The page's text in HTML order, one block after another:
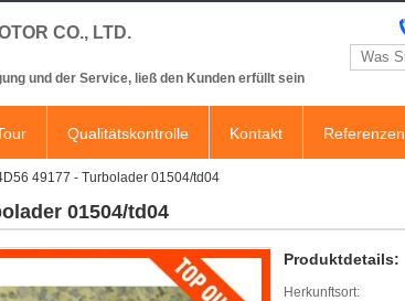
CO., LTD.
und der Service, ließ den Kunden erfüllt sein
Qualitätskontrolle Kontakt Referenzen
49177 - Turbolader 01504/td04
01504/td04
Produktdetails:
Herkunftsort: